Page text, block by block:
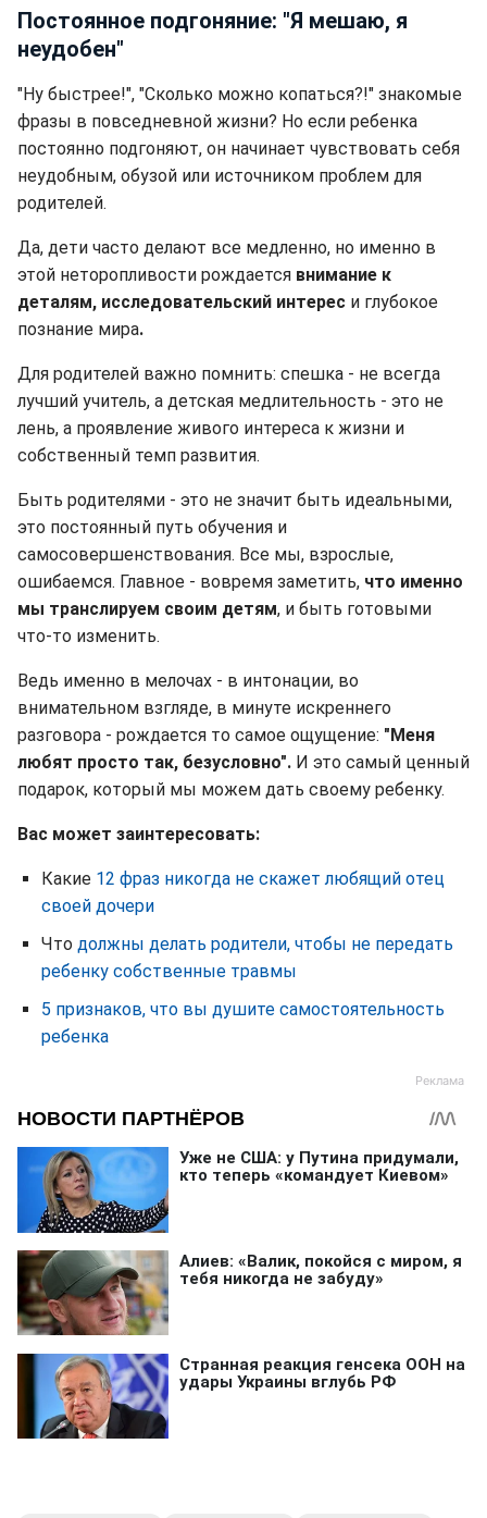
Постоянное подгоняние: "Я мешаю, я
неудобен"
"Ну быстрее!", "Сколько можно копаться?!" знакомые
фразы в повседневной жизни? Но если ребенка
постоянно подгоняют, он начинает чувствовать себя
неудобным, обузой или источником проблем для
родителей.
Да, дети часто делают все медленно, но именно в
этой неторопливости рождается внимание к
деталям, исследовательский интерес и глубокое
познание мира.
Для родителей важно помнить: спешка - не всегда
лучший учитель, а детская медлительность - это не
лень, а проявление живого интереса к жизни и
собственный темп развития.
Быть родителями - это не значит быть идеальными,
это постоянный путь обучения и
самосовершенствования. Все мы, взрослые,
ошибаемся. Главное - вовремя заметить, что именно
мы транслируем своим детям, и быть готовыми
что-то изменить.
Ведь именно в мелочах - в интонации, во
внимательном взгляде, в минуте искреннего
разговора - рождается то самое ощущение: "Меня
любят просто так, безусловно". И это самый ценный
подарок, который мы можем дать своему ребенку.
Вас может заинтересовать:
Какие 12 фраз никогда не скажет любящий отец
своей дочери
Что должны делать родители, чтобы не передать
ребенку собственные травмы
5 признаков, что вы душите самостоятельность
ребенка